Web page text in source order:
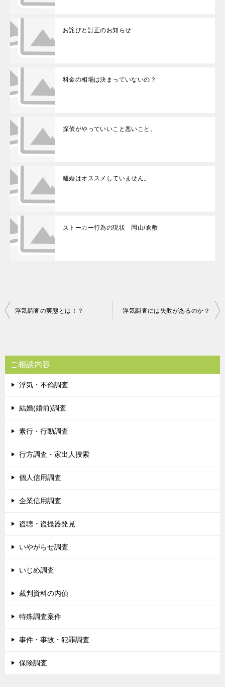
お詫びと訂正のお知らせ
料金の相場は決まっていないの？
探偵がやっていいこと悪いこと。
離婚はオススメしていません。
ストーカー行為の現状 岡山/倉敷
投
ビ
ゲ
ー
シ
浮気調査の実態とは！？ 浮気調査には失敗があるのか？
ご相談内容
浮気・不倫調査
結婚(婚前)調査
素行・行動調査
行方調査・家出人捜索
個人信用調査
企業信用調査
盗聴・盗撮器発見
いやがらせ調査
いじめ調査
裁判資料の内偵
特殊調査案件
事件・事故・犯罪調査
保険調査